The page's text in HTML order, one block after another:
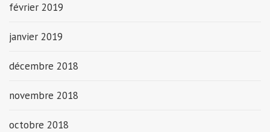
février 2019
janvier 2019
décembre 2018
novembre 2018
octobre 2018